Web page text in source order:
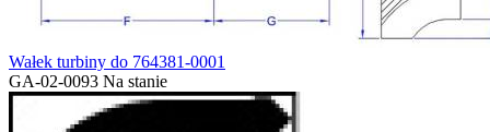
Wałek turbiny do 764381-0001
GA-02-0093 Na stanie